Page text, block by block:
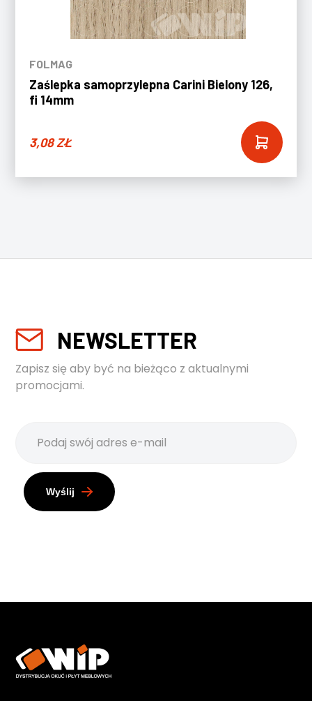
FOLMAG
Zaślepka samoprzylepna Carini Bielony 126,
fi 14mm
3,08ZŁ
NEWSLETTER
Zapisz się aby być na bieżąco z aktualnymi
promocjami.
Wyślij